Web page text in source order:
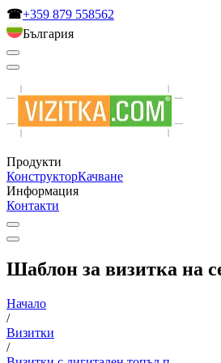
☎+359 879 558562
България
Продукти
КонструкторКачване
Информация
Контакти
Шаблон за визитка на
Начало
/
Визитки
/